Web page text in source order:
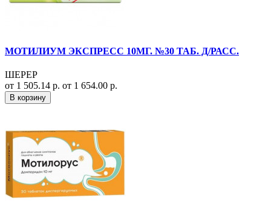
МОТИЛИУМ ЭКСПРЕСС 10МГ. №30 ТАБ. Д/РАСС.
ШЕРЕР
от 1 505.14 р. от 1 654.00 р.
В корзину